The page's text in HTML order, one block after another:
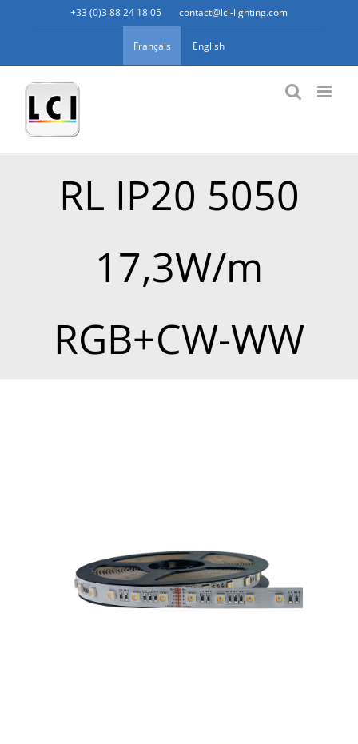
+33 (0)3 88 24 18 05 contact@lci-lighting.com
Français English
RL IP20 5050
17,3W/m
RGB+CW-WW